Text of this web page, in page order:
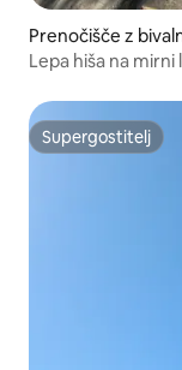
Prenočišče z
Llanos
Lepa hiša na
Supergostitelj
Supergostitelj